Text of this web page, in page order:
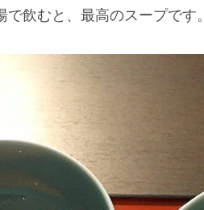
で飲むと、最高のスープです。